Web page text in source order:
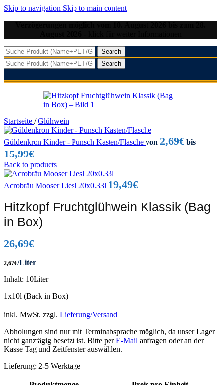
Skip to navigation Skip to main content
Search
Search
Startseite / Glühwein
Güldenkron Kinder - Punsch Kasten/Flasche von 2,69€ bis
15,99€
Back to products
Acrobräu Mooser Liesl 20x0.33l 19,49€
Hitzkopf Fruchtglühwein Klassik (Bag
in Box)
26,69€
2,67€/Liter
Inhalt: 10Liter
1x10l (Back in Box)
inkl. MwSt. zzgl. Lieferung/Versand
Abholungen sind nur mit Terminabsprache möglich, da unser Lager
nicht ganztägig besetzt ist. Bitte perE-Mail anfragen oder an der
Kasse Tag und Zeitfenster auswählen.
Lieferung: 2-5 Werktage